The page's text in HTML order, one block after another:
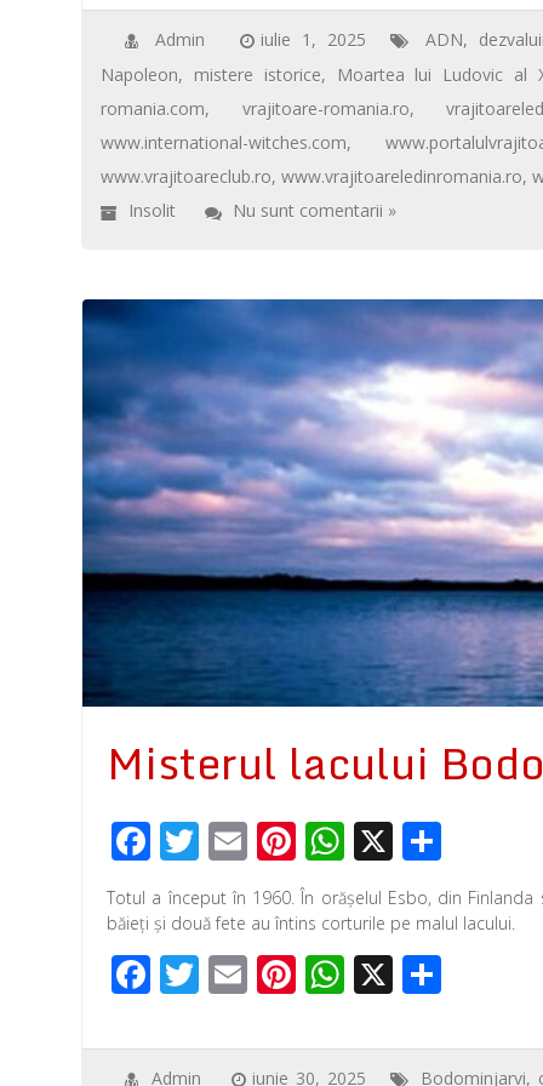
o
k
p
p
ă
e
b
o
o
k
tt
er
ail er
e
st
at
s
A
p
p
ta
je
az
ă
Admin iulie 1, 2025 ADN,
Napoleon, mistere istorice, Moartea lui Ludovic al
romania.com, vrajitoare-romania.ro,
www.international-witches.com,
www.vrajitoareclub.ro,www.vrajitoareledinromania.ro,
Insolit
Nu sunt comentarii »
Misterul lacului
F
ac
e
b
o
o
k
T
wi
tt
er
E
m
ail
Pi
nt
er
e
st
W
h
at
s
A
p
p
X
ar
ta
ă
Totul a început în 1960. În orășelul Esbo, din
băieți și două fete au întins corturile pe malul lacului.
F
e
T
tt
E
ail
Pi
er
W
at
X
ta
Admin iunie 30, 2025 Bodominjarvi,